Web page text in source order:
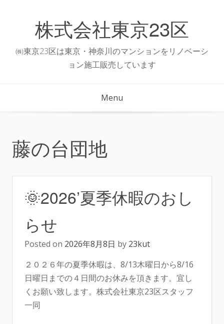
株式会社東京23区
㈱東京23区は東京・神奈川のマンションをリノベーシ
ョン施工販売しています
Menu
藤の台団地
🌞2026’夏季休暇のおし
らせ
Posted on 2026年8月8日 by 23kut
２０２６年の夏季休暇は、8/13木曜日から8/16
日曜日までの４日間のお休みを頂きます。宜し
くお願い致します。株式会社東京23区スタッフ
一同